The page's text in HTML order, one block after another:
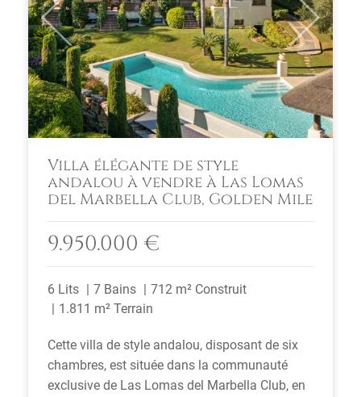
Previous Next
Villa élégante de style
andalou à vendre à Las Lomas
del Marbella Club, Golden Mile
9.950.000 €
6 Lits 7 Bains
712 m² Construit
1.811 m² Terrain
Cette villa de style andalou, disposant de six
chambres, est située dans la communauté
exclusive de Las Lomas del Marbella Club, en